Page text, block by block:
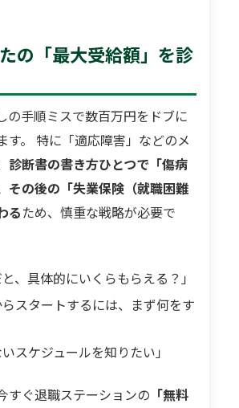
の「最大受給額」を診
の手順ミスで数百万円をドブに
す。 特に「適応障害」などのメ
診断書の書き方ひとつで「傷病
その後の「失業保険（就職困難
るため、慎重な戦略が必要で
、具体的にいくらもらえる？」
らスタートするには、まず何をす
スケジュールを知りたい」
すぐ退職ステーションの 「無料